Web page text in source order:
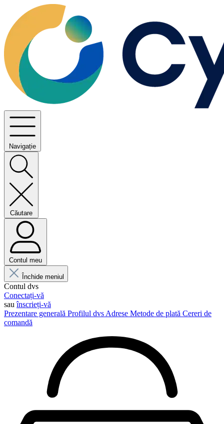
Navigație
Căutare
Contul meu
Închide meniul
Contul dvs
Conectați-vă
sauînscrieți-vă
Prezentare generală Profilul dvs Adrese Metode de plată Cereri de
comandă